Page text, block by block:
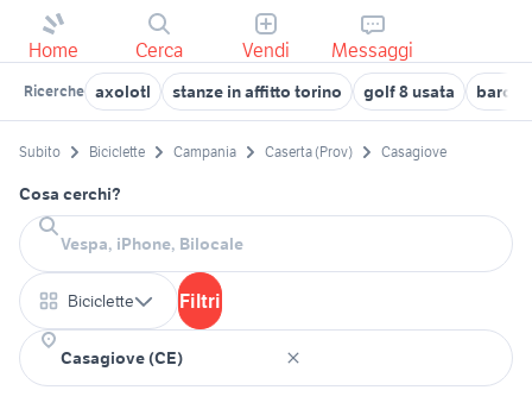
Home Cerca Vendi Messaggi
Ricerche axolotl stanze in affitto torino golf 8 usata
Subito Biciclette Campania Caserta (Prov) Casagiove
Cosa cerchi?
Biciclette Filtri